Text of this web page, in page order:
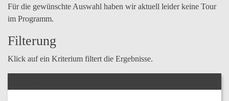
Für die gewünschte Auswahl haben wir aktuell leider keine Tour
im Programm.
Filterung
Klick auf ein Kriterium filtert die Ergebnisse.